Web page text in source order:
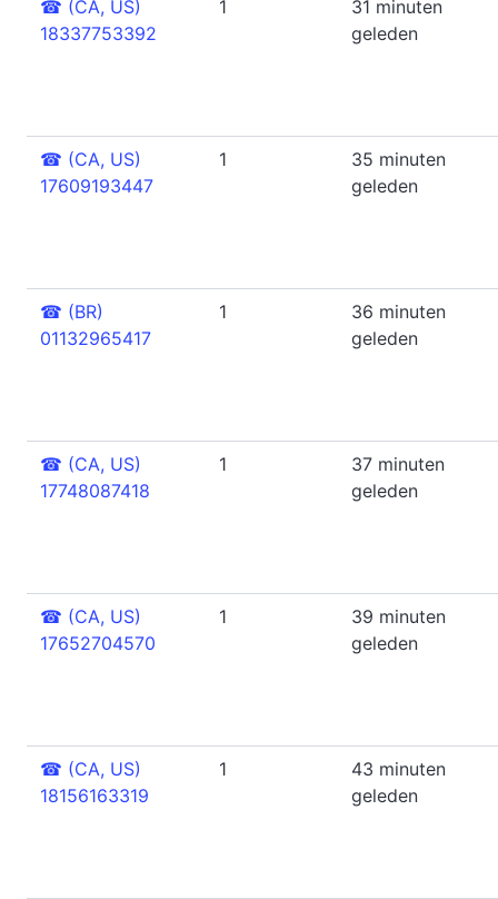
☎ (CA, US)
18337753392
1
31 minuten
geleden
☎ (CA, US)
17609193447
1
35 minuten
geleden
☎ (BR)
01132965417
1
36 minuten
geleden
☎ (CA, US)
17748087418
1
37 minuten
geleden
☎ (CA, US)
17652704570
1
39 minuten
geleden
☎ (CA, US)
18156163319
1
43 minuten
geleden